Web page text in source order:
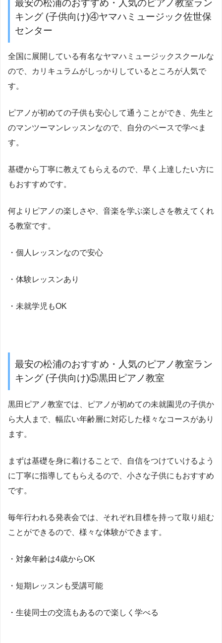
最安の松浦のおすすめ・人気のピアノ教室ラン
キング (子供向け)④ヤマハミュージック佐世保
センター
全国に展開している有名なヤマハミュージックスクールな
ので、カリキュラムがしっかりしているところが人気で
す。
ピアノが初めての子供も安心して通うことができ、先生と
のマンツーマンレッスンなので、自分のペースで学べま
す。
基礎から丁寧に教えてもらえるので、早く上達したい方に
もおすすめです。
何よりピアノの楽しさや、音楽を学ぶ楽しさを教えてくれ
る教室です。
・個人レッスンなので安心
・体験レッスンあり
・未就学児もOK
最安の松浦のおすすめ・人気のピアノ教室ラン
キング (子供向け)⑤黒田ピアノ教室
黒田ピアノ教室では、ピアノが初めての未就園児の子供か
ら大人まで、幅広い年齢層に対応した様々なコースがあり
ます。
まずは基礎を身に着けることで、自信をつけていけるよう
に丁寧に指導してもらえるので、小さな子供にもおすすめ
です。
毎年行われる発表会では、それぞれ目標を持って取り組む
ことができるので、様々な体験ができます。
・対象年齢は4歳からOK
・短期レッスンも受講可能
・生徒同士の交流もあるので楽しく学べる